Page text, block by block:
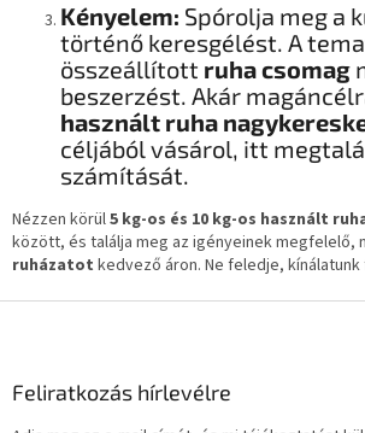
Kényelem: Spórolja meg a
történő keresgélést. A
összeállított ruha csomag
beszerzést. Akár
használt ruha
céljából vásárol, itt
számítását.
Nézzen körül5 kg-os és 10 kg-os használt
között, és találja meg az igényeinek megfelelő,
ruházatot kedvező áron. Ne feledje,
Feliratkozás hírlevélre